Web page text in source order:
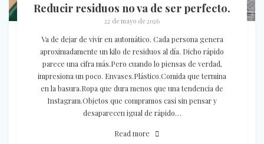
Reducir residuos no va de ser perfecto.
22 de mayo de 2026
Va de dejar de vivir en automático. Cada persona genera
aproximadamente un kilo de residuos al día. Dicho rápido
parece una cifra más.Pero cuando lo piensas de verdad,
impresiona un poco. Envases.Plástico.Comida que termina
en la basura.Ropa que dura menos que una tendencia de
Instagram.Objetos que compramos casi sin pensar y
desaparecen igual de rápido…
Read more